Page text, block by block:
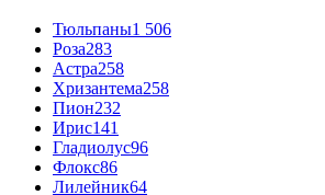
Тюльпаны1 506
Роза283
Астра258
Хризантема258
Пион232
Ирис141
Гладиолус96
Флокс86
Лилейник64